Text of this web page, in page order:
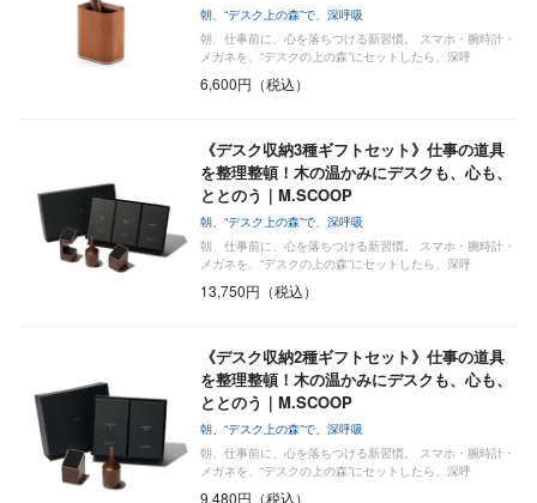
朝、“デスク上の森”で、深呼吸
朝、仕事前に、心を落ちつける新習慣。 スマホ・腕時計・
メガネを、“デスクの上の森”にセットしたら、深呼
吸………
6,600円（税込）
《デスク収納3種ギフトセット》仕事の道具
を整理整頓！木の温かみにデスクも、心も、
ととのう｜M.SCOOP
朝、“デスク上の森”で、深呼吸
朝、仕事前に、心を落ちつける新習慣。 スマホ・腕時計・
メガネを、“デスクの上の森”にセットしたら、深呼
吸………
13,750円（税込）
《デスク収納2種ギフトセット》仕事の道具
を整理整頓！木の温かみにデスクも、心も、
ととのう｜M.SCOOP
朝、“デスク上の森”で、深呼吸
朝、仕事前に、心を落ちつける新習慣。 スマホ・腕時計・
メガネを、“デスクの上の森”にセットしたら、深呼
吸………
9,480円（税込）